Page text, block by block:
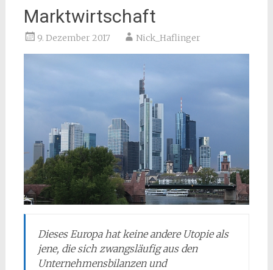
Marktwirtschaft
9. Dezember 2017 Nick_Haflinger
Dieses Europa hat keine andere Utopie als
jene, die sich zwangsläufig aus den
Unternehmensbilanzen und